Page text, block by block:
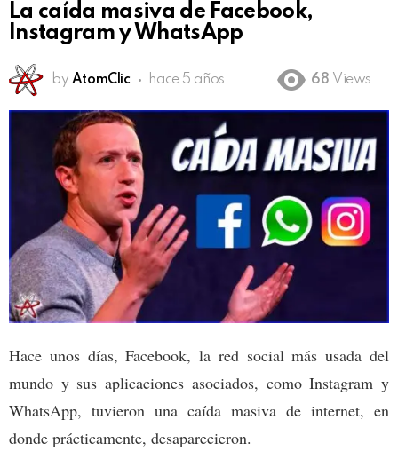
La caída masiva de Facebook,
Instagram y WhatsApp
by AtomClic hace 5 años 68 Views
Hace unos días, Facebook, la red social más usada del
mundo y sus aplicaciones asociados, como Instagram y
WhatsApp, tuvieron una caída masiva de internet, en
donde prácticamente, desaparecieron.